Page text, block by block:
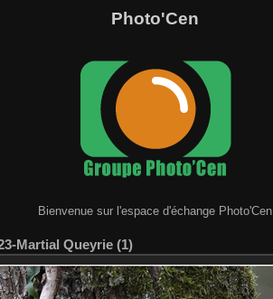
Photo'Cen
Bienvenue sur l'espace d'échange Photo'Cen
Martial Queyrie (1)